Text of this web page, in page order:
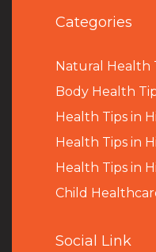
Categories
Natural Health
Body Health
Health Tips in
Health Tips in
Health Tips in
Child
Social Link